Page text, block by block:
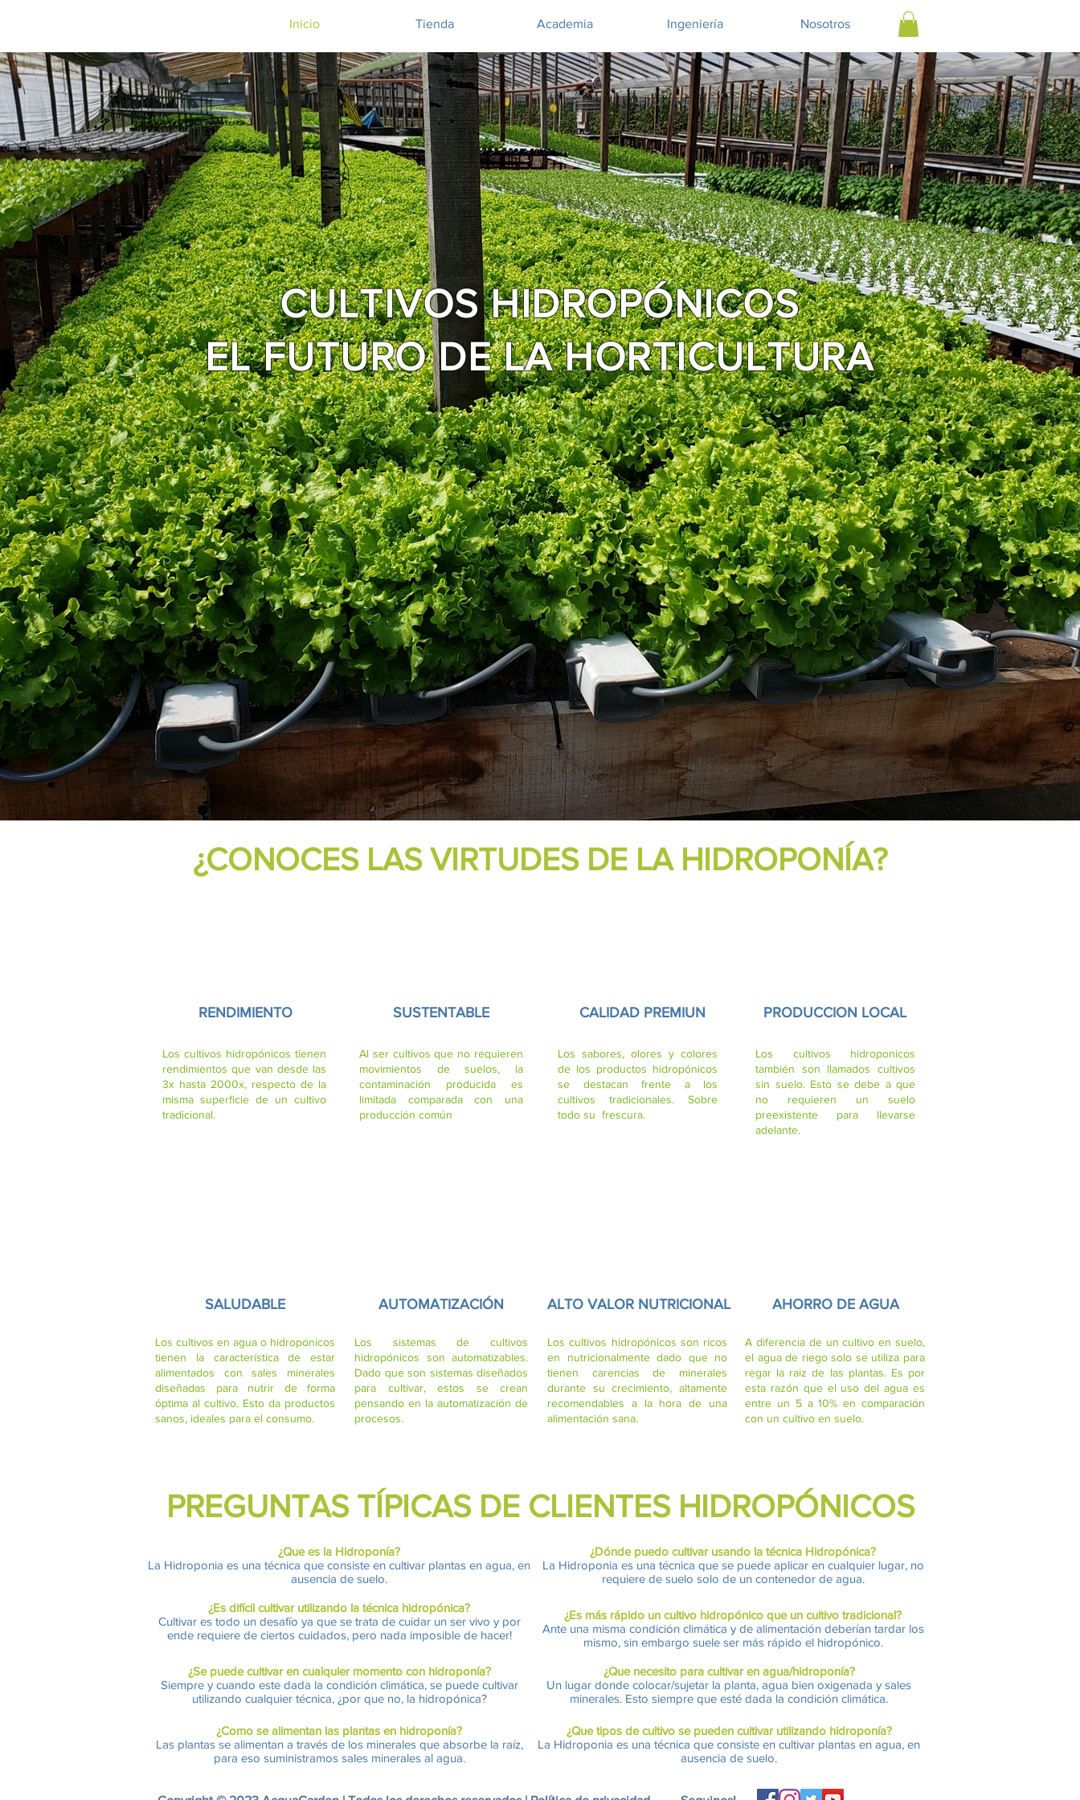
Inicio Tienda Academia Ingeniería Nosotros
CULTIVOS HIDROPÓNICOS
EL FUTURO DE LA HORTICULTURA
¿CONOCES LAS VIRTUDES DE LA HIDROPONÍA?
RENDIMIENTO
Los cultivos hidropónicos tienen
rendimientos que van desde las
3x hasta 2000x, respecto de la
misma superficie de un cultivo
tradicional.
SUSTENTABLE
Al ser cultivos que no requieren
movimientos de suelos, la
contaminación producida es
limitada comparada con una
producción común
CALIDAD PREMIUN
Los sabores, olores y colores
de los productos hidropónicos
se destacan frente a los
cultivos tradicionales. Sobre
todo su frescura.
PRODUCCION LOCAL
Los cultivos hidroponicos
también son llamados cultivos
sin suelo. Esto se debe a que
no requieren un suelo
preexistente para llevarse
adelante.
SALUDABLE
Los cultivos en agua o hidropónicos
tienen la característica de estar
alimentados con sales minerales
diseñadas para nutrir de forma
óptima al cultivo. Esto da productos
sanos, ideales para el consumo.
AUTOMATIZACIÓN
Los sistemas de cultivos
hidropónicos son automatizables.
Dado que son sistemas diseñados
para cultivar, estos se crean
pensando en la automatización de
procesos.
ALTO VALOR NUTRICIONAL
Los cultivos hidropónicos son ricos
en nutricionalmente dado que no
tienen carencias de minerales
durante su crecimiento, altamente
recomendables a la hora de una
alimentación sana.
AHORRO DE AGUA
A diferencia de un cultivo en suelo,
el agua de riego solo se utiliza para
regar la raiz de las plantas. Es por
esta razón que el uso del agua es
entre un 5 a 10% en comparación
con un cultivo en suelo.
PREGUNTAS TÍPICAS DE CLIENTES HIDROPÓNICOS
¿Que es la Hidroponía?
La Hidroponia es una técnica que consiste en cultivar plantas en agua, en
ausencia de suelo.
¿Dóndepuedo cultivar usando la técnica Hidropónica?
La Hidroponia es una técnica que se puede aplicar en cualquier lugar, no
requiere de suelo solo de un contenedor de agua.
¿Es difícil cultivar utilizando la técnica hidropónica?
Cultivar es todo un desafío ya que se trata de cuidar un ser vivo y por
ende requiere de ciertos cuidados, pero nada imposible de hacer!
¿Es más rápido un cultivo hidropónico que un cultivo tradicional?
Ante una misma condición climática y de alimentación deberían tardar los
mismo, sin embargo suele ser más rápido el hidropónico.
¿Se puede cultivar en cualquier momento con hidroponía?
Siempre y cuando este dada la condición climática, se puede cultivar
utilizando cualquier técnica, ¿por que no, la hidropónica?
¿Que necesito para cultivar en agua/hidroponía?
Un lugar donde colocar/sujetar la planta, agua bien oxigenada y sales
minerales. Esto siempre que esté dada la condición climática.
¿Como se alimentan las plantas en hidroponía?
Las plantas se alimentan a través de los minerales que absorbe la raíz,
para eso suministramos sales minerales al agua.
¿Que tipos de cultivo se pueden cultivar utilizando hidroponía?
La Hidroponia es una técnica que consiste en cultivar plantas en agua, en
ausencia de suelo.